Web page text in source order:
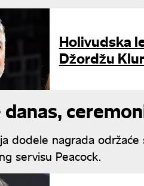
Holivudska
Džordžu
dodele nagrada
servisu Peacock.